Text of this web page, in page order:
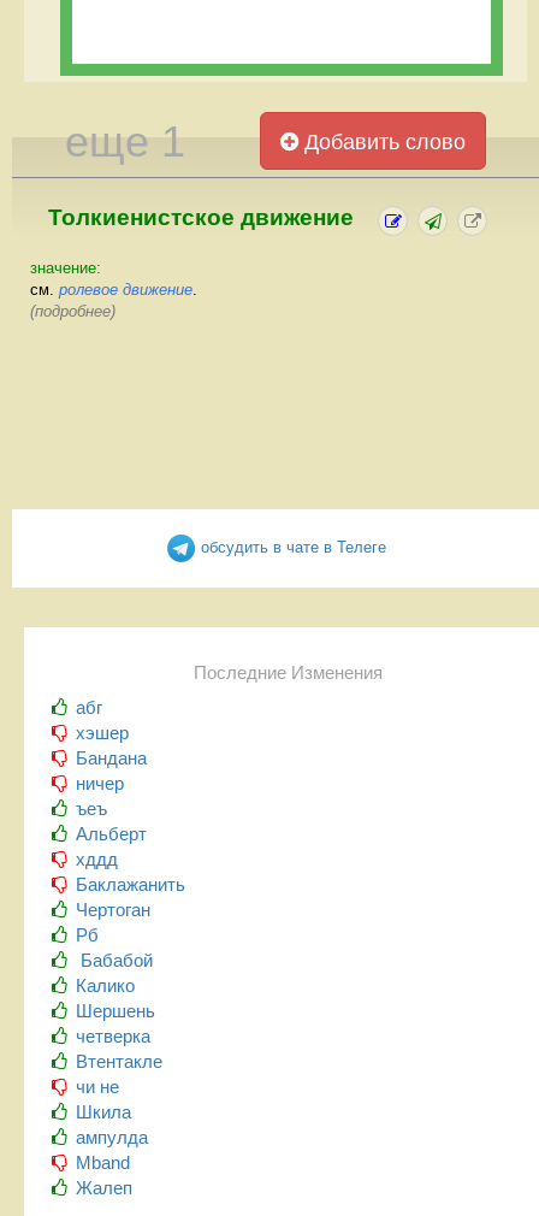
еще 1 Добавить слово
Толкиенистское движение
значение:
см. ролевое движение
(подробнее)
обсудить в чате в Телеге
Последние Изменения
абг
хэшер
Бандана
ничер
ъеъ
Альберт
хддд
Баклажанить
Чертоган
Рб
Бабабой
Калико
Шершень
четверка
Втентакле
чи не
Шкила
ампулда
Mband
Жалеп